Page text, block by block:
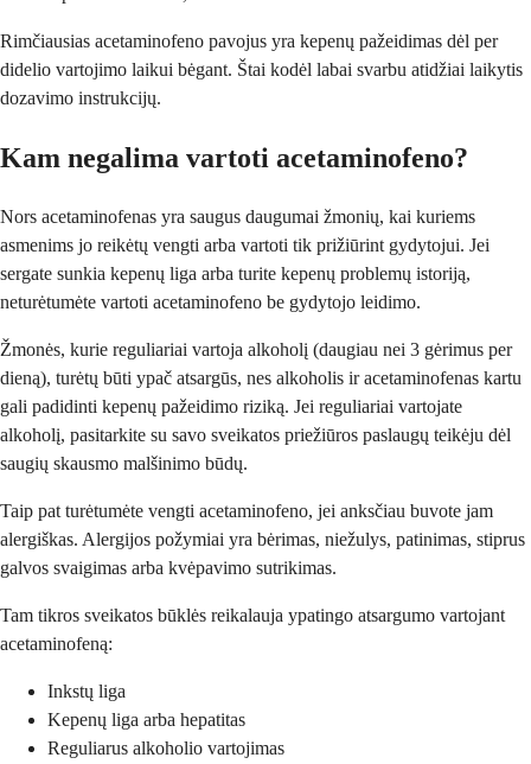
Rimčiausias acetaminofeno pavojus yra kepenų pažeidimas dėl per
didelio vartojimo laikui bėgant. Štai kodėl labai svarbu atidžiai laikytis
dozavimo instrukcijų.
Kam negalima vartoti acetaminofeno?
Nors acetaminofenas yra saugus daugumai žmonių, kai kuriems
asmenims jo reikėtų vengti arba vartoti tik prižiūrint gydytojui. Jei
sergate sunkia kepenų liga arba turite kepenų problemų istoriją,
neturėtumėte vartoti acetaminofeno be gydytojo leidimo.
Žmonės, kurie reguliariai vartoja alkoholį (daugiau nei 3 gėrimus per
dieną), turėtų būti ypač atsargūs, nes alkoholis ir acetaminofenas kartu
gali padidinti kepenų pažeidimo riziką. Jei reguliariai vartojate
alkoholį, pasitarkite su savo sveikatos priežiūros paslaugų teikėju dėl
saugių skausmo malšinimo būdų.
Taip pat turėtumėte vengti acetaminofeno, jei anksčiau buvote jam
alergiškas. Alergijos požymiai yra bėrimas, niežulys, patinimas, stiprus
galvos svaigimas arba kvėpavimo sutrikimas.
Tam tikros sveikatos būklės reikalauja ypatingo atsargumo vartojant
acetaminofeną:
Inkstų liga
Kepenų liga arba hepatitas
Reguliarus alkoholio vartojimas